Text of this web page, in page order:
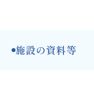
施設の資料等